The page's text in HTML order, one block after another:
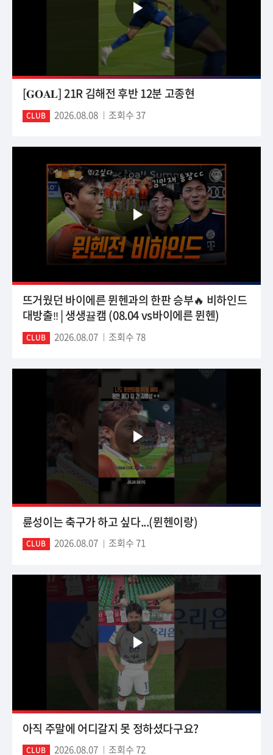
[𝐆𝐎𝐀𝐋] 21R 김해전 후반 12분 고종현
CLUB 2026.08.08 조회수 37
뜨거웠던 바이에른 뮌헨과의 한판 승부🔥 비하인드
대방출‼️ | 생생뀰캠 (08.04 vs바이에른 뮌헨)
CLUB 2026.08.07 조회수 78
륜성이는 축구가 하고 싶다...(뮌헨이랑)
CLUB 2026.08.07 조회수 71
아직 주말에 어디갈지 못 정하셨다구요?
CLUB 2026.08.07 조회수 72